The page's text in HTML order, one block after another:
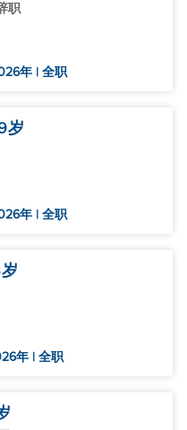
职
年 | 全职
岁
年 | 全职
岁
年 | 全职